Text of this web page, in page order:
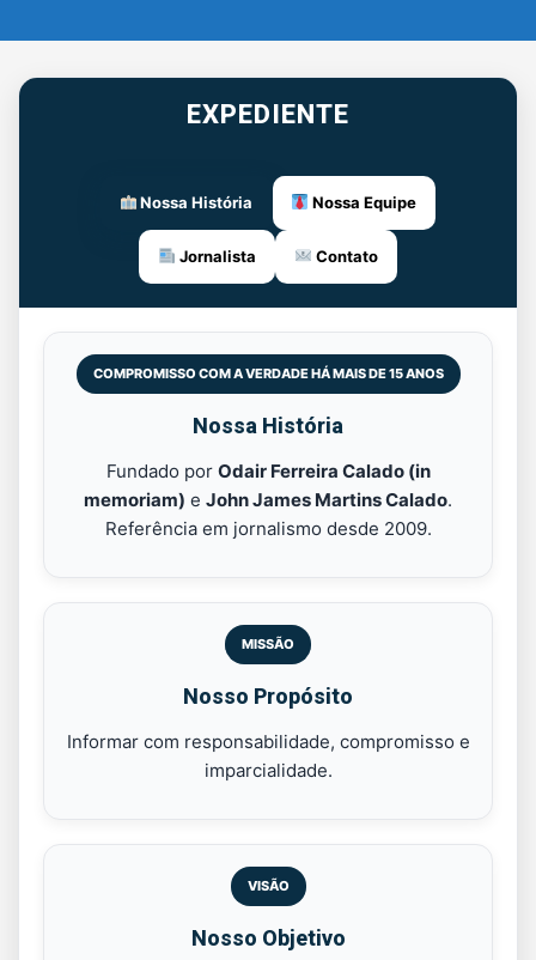
EXPEDIENTE
Nossa História Nossa Equipe
Jornalista Contato
COMPROMISSO COM A VERDADE HÁ MAIS DE 15 ANOS
Nossa História
Fundado por Odair Ferreira Calado (in
memoriam) e John James Martins Calado.
Referência em jornalismo desde 2009.
MISSÃO
Nosso Propósito
Informar com responsabilidade, compromisso e
imparcialidade.
VISÃO
Nosso Objetivo